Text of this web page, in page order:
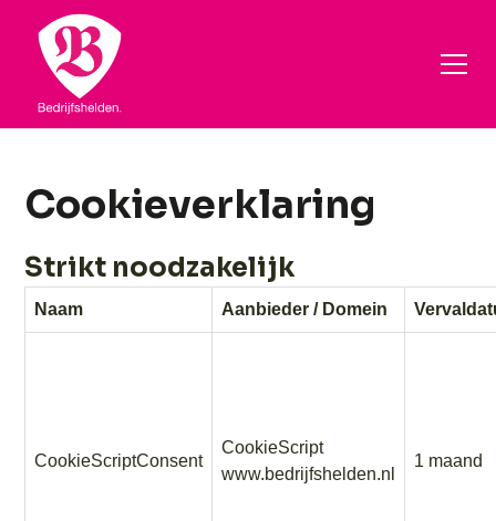
Cookieverklaring
Strikt noodzakelijk
Naam Aanbieder / Domein
CookieScriptConsent
CookieScript
www.bedrijfshelden.nl
1 maand